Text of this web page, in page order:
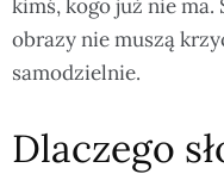
kimś, kogo już nie
obrazy nie muszą
samodzielnie.
Dlaczego